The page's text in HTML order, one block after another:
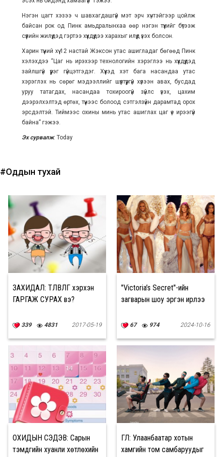
Нэгэн цагт хэзээ ч шавхагдашгүй мэт эрч хүчтэйгээр цойлж
байсан рок од Пинк амьдралынхаа өөр нэгэн түүхийг бүтээж
сүүлийн жилүүдэд гэртээ хүүхдүүдээ харахыг илүүд үзэх болсон.
Харин түүний хүү 12 настай Жэксон утас ашигладаг бөгөөд Пинк
хэлэхдээ “Цаг нь ирэхээр технологийн хэрэглээ нь хүүхдүүдэд
зайлшгүй үүрэг гүйцэтгэдэг. Хүүхэд хэт бага насандаа утас
хэрэглэх нь сөрөг мэдээллийг шүүлтүүргүй хүлээн авах, бусдад
уруу татагдах, насандаа тохироогүй зүйлс үзэх, цахим
дээрэлхэлтэд өртөх, түүнээс болоод сэтгэлзүйн дарамтад орох
эрсдэлтэй. Тиймээс охины минь утас ашиглах цаг үе ирээгүй
байна” гэжээ.
Эх сурвалж: Today
#Оддын тухай
ЗАХИДАЛ: ТӨЛӨВЛӨГӨӨ хэрхэн
ГАРГАЖ СУРАХ вэ?
339 4831 2017-05-19
"Victoria’s Secret"-ийн
загварын шоу эргэн ирлээ
67 974 2024-10-16
ОХИДЫН СЭДЭВ: Сарын
тэмдгийн хуанли хөтлөхийн
ӨГЛӨӨ: Улаанбаатар хотын
хамгийн том самбаруудыг